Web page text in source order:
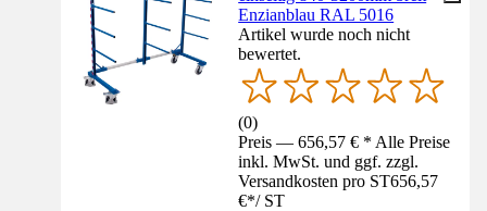
Enzianblau RAL 5016
Artikel wurde noch nicht
bewertet.
(0)
Preis — 656,57 € * Alle Preise
inkl. MwSt. und ggf. zzgl.
Versandkosten pro ST656,57
€*/ ST